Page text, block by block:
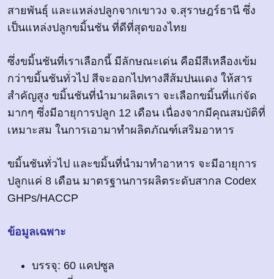
สายพันธุ์ และแหล่งปลูกจากเขาวง จ.สุราษฎร์ธานี ซึ่ง
เป็นแหล่งปลูกขมิ้นชัน ที่ดีที่สุดของไทย
ซึ่งขมิ้นชันที่เราเลือกนี้ มีลักษณะเด่น คือมีสีเหลืองเข้ม
กว่าขมิ้นชันทั่วไป สีจะออกไปทางสีส้มปนแดง ให้สาร
สำคัญสูง ขมิ้นชันที่นำมาผลิตเรา จะเลือกขมิ้นที่แก่จัด
มากๆ ซึ่งมีอายุการปลูก 12 เดือน เนื่องจากมีคุณสมบัติที่
เหมาะสม ในการเอามาทำผลิตภัณฑ์เสริมอาหาร
ขมิ้นชันทั่วไป และขมิ้นที่นำมาทำอาหาร จะมีอายุการ
ปลูกแค่ 8 เดือน มาตรฐานการผลิตระดับสากล Codex
GHPs/HACCP
ข้อมูลเฉพาะ
บรรจุ: 60 แคปซูล